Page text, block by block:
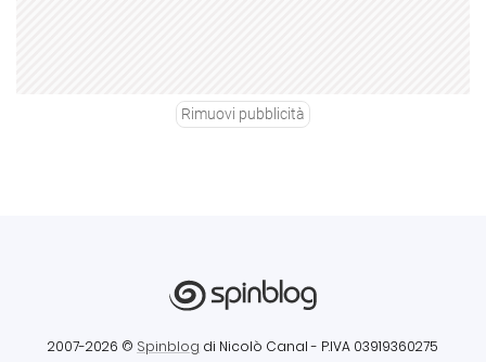
Rimuovi pubblicità
2007-2026 © Spinblog di Nicolò Canal - P.IVA 03919360275